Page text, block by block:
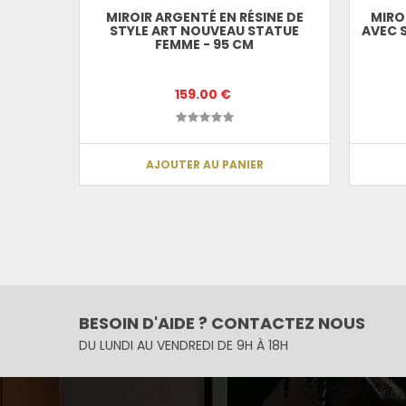
MIROIR ARGENTÉ EN RÉSINE DE
STYLE ART NOUVEAU STATUE
FEMME - 95 CM
159.00 €
AJOUTER AU PANIER
AVEC
BESOIN D'AIDE ? CONTACTEZ NOUS
DU LUNDI AU VENDREDI DE 9H À 18H